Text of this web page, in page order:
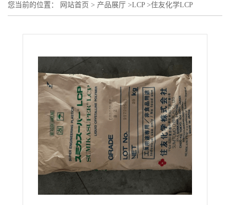
您当前的位置： 网站首页 > 产品展厅 >LCP >住友化学LCP